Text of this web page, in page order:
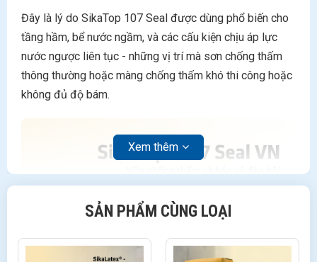
Đây là lý do SikaTop 107 Seal được dùng phổ biến cho
tầng hầm, bể nước ngầm, và các cấu kiện chịu áp lực
nước ngược liên tục - những vị trí mà sơn chống thấm
thông thường hoặc màng chống thấm khó thi công hoặc
không đủ độ bám.
Xem thêm
SẢN PHẨM CÙNG LOẠI